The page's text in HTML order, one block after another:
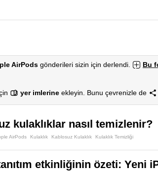
AirPods gönderileri sizin için derlendi. Bu
yer imlerine ekleyin. Bunu çevrenizle de
kulaklıklar nasıl temizlenir?
AirPods Kulaklık Kablosuz Kulaklık Kulaklık Temizliği
etkinliğinin özeti: Yeni